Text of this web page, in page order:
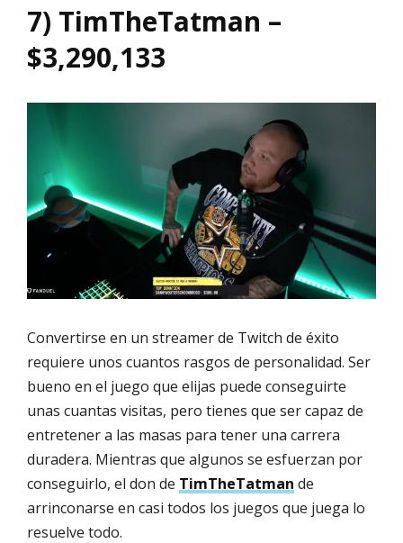
7) TimTheTatman –
$3,290,133
Convertirse en un streamer de Twitch de éxito
requiere unos cuantos rasgos de personalidad. Ser
bueno en el juego que elijas puede conseguirte
unas cuantas visitas, pero tienes que ser capaz de
entretener a las masas para tener una carrera
duradera. Mientras que algunos se esfuerzan por
conseguirlo, el don de TimTheTatman de
arrinconarse en casi todos los juegos que juega lo
resuelve todo.